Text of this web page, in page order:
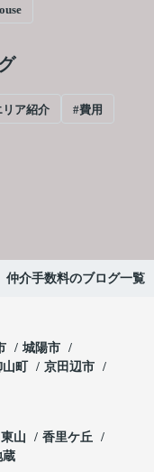
リア紹介 #費用
仲介手数料のブログ一覧
城陽市
町
京田辺市
東山
香里ケ丘
蔵